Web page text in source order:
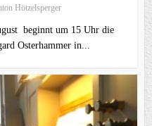
Hötzelsperger
beginnt um 15 Uhr die
Osterhammer in...